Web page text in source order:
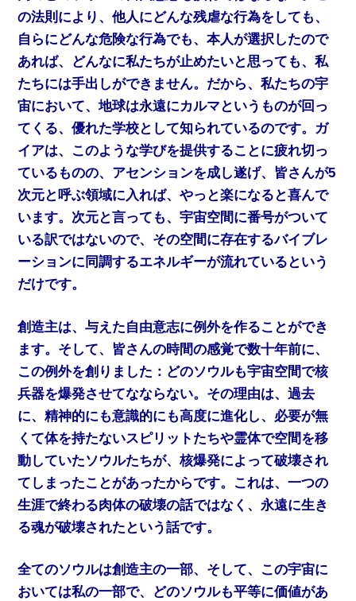
の法則により、他人にどんな残虐な行為をしても、
自らにどんな危険な行為でも、本人が選択したので
あれば、どんなに私たちが止めたいと思っても、私
たちには手出しができません。だから、私たちの宇
宙において、地球は永遠にカルマというものが回っ
てくる、優れた学校として知られているのです。ガ
イアは、このような学びを提供することに疲れ切っ
ているものの、アセンションを成し遂げ、皆さんが5
次元と呼ぶ領域に入れば、やっと楽になると喜んで
います。次元と言っても、宇宙空間に番号がついて
いる訳ではないので、その空間に存在するバイブレ
ーションに同調するエネルギーが流れているという
だけです。
創造主は、与えた自由意志に例外を作ることができ
ます。そして、皆さんの時間の感覚で数十年前に、
この例外を創りました：どのソウルも宇宙空間で核
兵器を爆発させてなならない。その理由は、過去
に、精神的にも意識的にも高度に進化し、必要が無
くて体を持たないスピリットたちや霊体で空間を移
動していたソウルたちが、核爆発によって破壊され
てしまったことがあったからです。これは、一つの
生涯で終わる肉体の破壊の話ではなく、永遠に生き
る魂が破壊されたという話です。
全てのソウルは創造主の一部、そして、この宇宙に
おいては私の一部で、どのソウルも平等に価値があ